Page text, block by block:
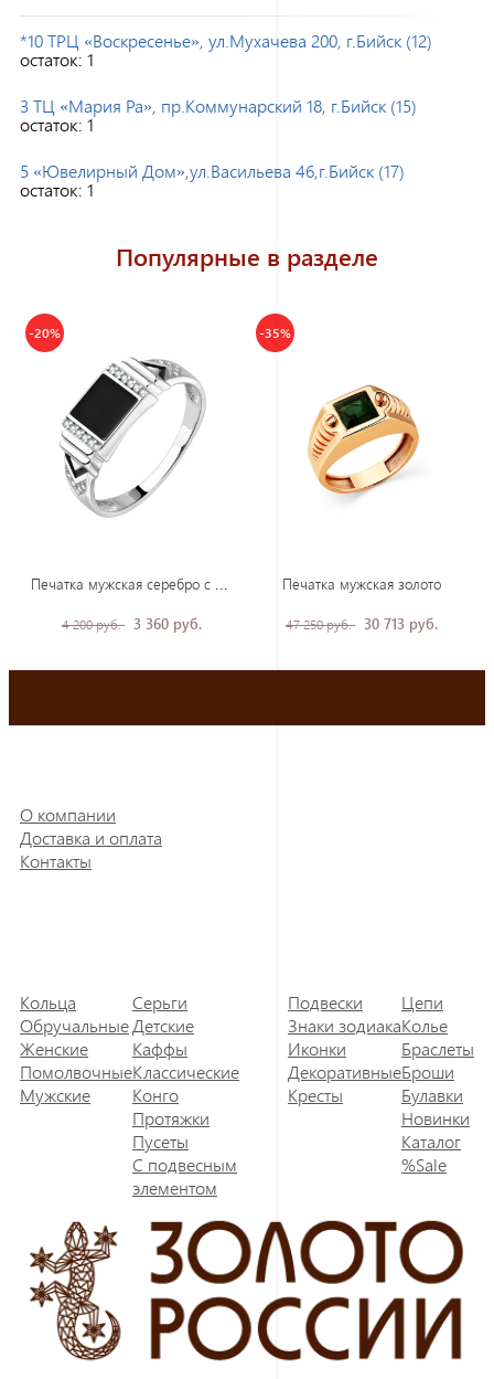
*10 ТРЦ «Воскресенье», ул.Мухачева 200, г.Бийск (12)
остаток: 1
3 ТЦ «Мария Ра», пр.Коммунарский 18, г.Бийск (15)
остаток: 1
5 «Ювелирный Дом»,ул.Васильева 46,г.Бийск (17)
остаток: 1
Популярные в разделе
-20%
4 200 руб. 3 360 руб.
-35%
Печатка мужская золото
47 250 руб. 30 713 руб.
О компании
Доставка и оплата
Контакты
Кольца
Обручальные
Женские
Помолвочные
Мужские
Серьги
Детские
Каффы
Классические
Конго
Протяжки
Пусеты
С подвесным
элементом
Подвески
Знаки зодиака
Иконки
Декоративные
Кресты
Цепи
Колье
Браслеты
Броши
Булавки
Новинки
Каталог
%Sale